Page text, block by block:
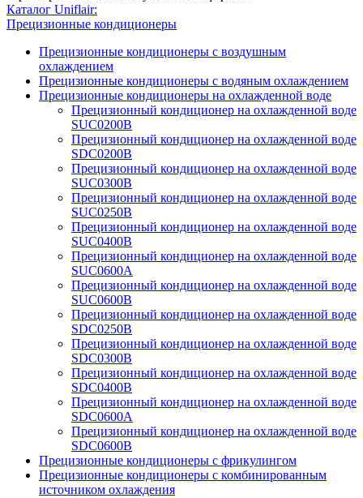
Каталог Uniflair:
Прецизионные кондиционеры
Прецизионные кондиционеры с воздушным
охлаждением
Прецизионные кондиционеры с водяным охлаждением
Прецизионные кондиционеры на охлажденной воде
Прецизионный кондиционер на охлажденной воде
SUC0200B
Прецизионный кондиционер на охлажденной воде
SDC0200B
Прецизионный кондиционер на охлажденной воде
SUC0300B
Прецизионный кондиционер на охлажденной воде
SUC0250B
Прецизионный кондиционер на охлажденной воде
SUC0400B
Прецизионный кондиционер на охлажденной воде
SUC0600A
Прецизионный кондиционер на охлажденной воде
SUC0600B
Прецизионный кондиционер на охлажденной воде
SDC0250B
Прецизионный кондиционер на охлажденной воде
SDC0300B
Прецизионный кондиционер на охлажденной воде
SDC0400B
Прецизионный кондиционер на охлажденной воде
SDC0600A
Прецизионный кондиционер на охлажденной воде
SDC0600B
Прецизионные кондиционеры с фрикулингом
Прецизионные кондиционеры с комбинированным
источником охлаждения